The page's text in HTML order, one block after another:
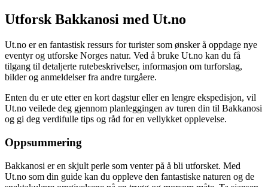
Utforsk Bakkanosi med Ut.no
Ut.no er en fantastisk ressurs for turister som ønsker å oppdage nye
eventyr og utforske Norges natur. Ved å bruke Ut.no kan du få
tilgang til detaljerte rutebeskrivelser, informasjon om turforslag,
bilder og anmeldelser fra andre turgåere.
Enten du er ute etter en kort dagstur eller en lengre ekspedisjon, vil
Ut.no veilede deg gjennom planleggingen av turen din til Bakkanosi
og gi deg verdifulle tips og råd for en vellykket opplevelse.
Oppsummering
Bakkanosi er en skjult perle som venter på å bli utforsket. Med
Ut.no som din guide kan du oppleve den fantastiske naturen og de